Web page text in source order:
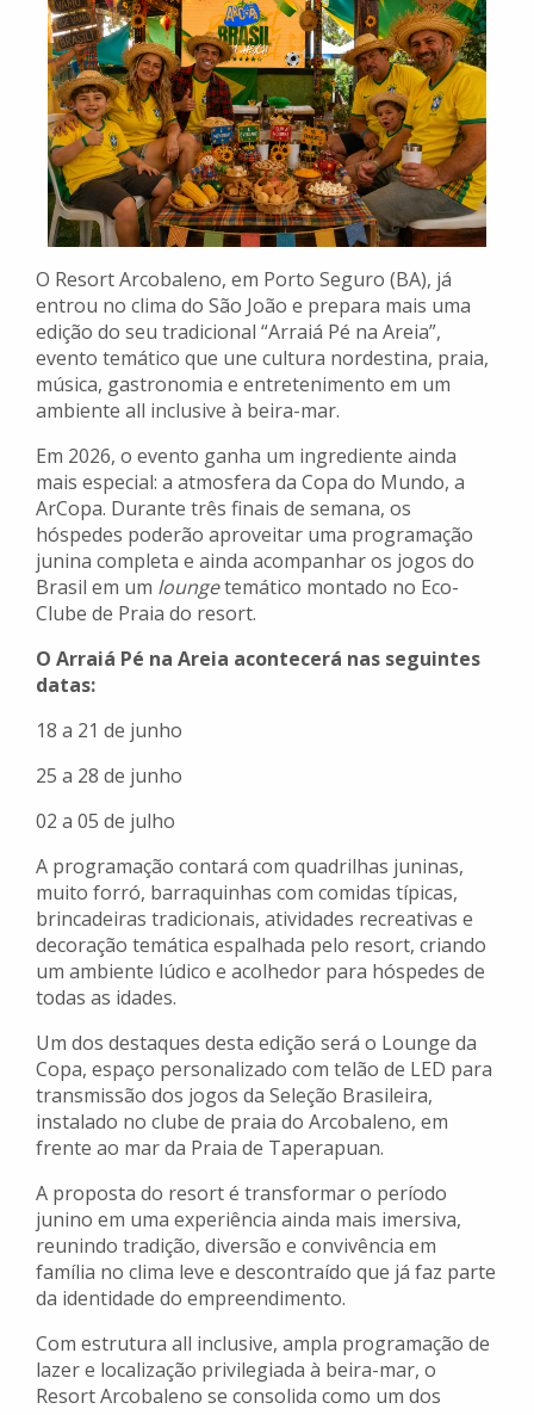
O Resort Arcobaleno, em Porto Seguro (BA), já
entrou no clima do São João e prepara mais uma
edição do seu tradicional “Arraiá Pé na Areia”,
evento temático que une cultura nordestina, praia,
música, gastronomia e entretenimento em um
ambiente all inclusive à beira-mar.
Em 2026, o evento ganha um ingrediente ainda
mais especial: a atmosfera da Copa do Mundo, a
ArCopa. Durante três finais de semana, os
hóspedes poderão aproveitar uma programação
junina completa e ainda acompanhar os jogos do
Brasil em um loungetemático montado no Eco-
Clube de Praia do resort.
O Arraiá Pé na Areia acontecerá nas seguintes
datas:
18 a 21 de junho
25 a 28 de junho
02 a 05 de julho
A programação contará com quadrilhas juninas,
muito forró, barraquinhas com comidas típicas,
brincadeiras tradicionais, atividades recreativas e
decoração temática espalhada pelo resort, criando
um ambiente lúdico e acolhedor para hóspedes de
todas as idades.
Um dos destaques desta edição será o Lounge da
Copa, espaço personalizado com telão de LED para
transmissão dos jogos da Seleção Brasileira,
instalado no clube de praia do Arcobaleno, em
frente ao mar da Praia de Taperapuan.
A proposta do resort é transformar o período
junino em uma experiência ainda mais imersiva,
reunindo tradição, diversão e convivência em
família no clima leve e descontraído que já faz parte
da identidade do empreendimento.
Com estrutura all inclusive, ampla programação de
lazer e localização privilegiada à beira-mar, o
Resort Arcobaleno se consolida como um dos